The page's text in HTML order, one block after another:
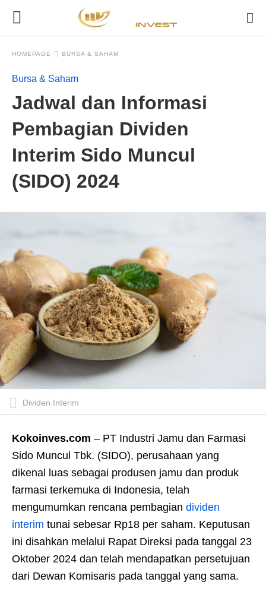
HOMEPAGE BURSA & SAHAM
Bursa & Saham
Jadwal dan Informasi
Pembagian Dividen
Interim Sido Muncul
(SIDO) 2024
Dividen Interim
Kokoinves.com – PT Industri Jamu dan Farmasi
Sido Muncul Tbk. (SIDO), perusahaan yang
dikenal luas sebagai produsen jamu dan produk
farmasi terkemuka di Indonesia, telah
mengumumkan rencana pembagian dividen
interim tunai sebesar Rp18 per saham. Keputusan
ini disahkan melalui Rapat Direksi pada tanggal 23
Oktober 2024 dan telah mendapatkan persetujuan
dari Dewan Komisaris pada tanggal yang sama.